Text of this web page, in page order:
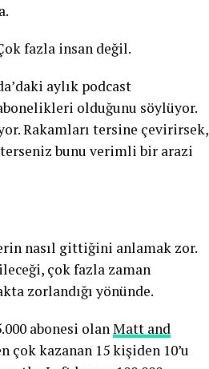
fazla insan değil.
aylık podcast
olduğunu söylüyor.
Rakamları tersine çevirirsek,
bunu verimli bir arazi
nasıl gittiğini anlamak zor.
çok fazla zaman
zorlandığı yönünde.
abonesi olanMatt and
çok kazanan 15 kişiden 10’u